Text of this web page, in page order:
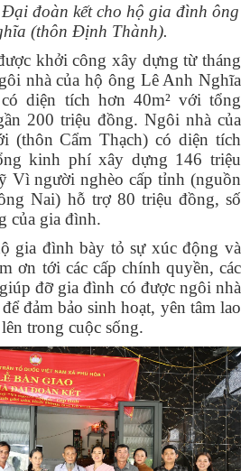
đoàn kết cho hộ gia đình ông
(thôn Định Thành).
khởi công xây dựng từ tháng
nhà của hộ ông Lê Anh Nghĩa
diện tích hơn 40m² với tổng
200 triệu đồng. Ngôi nhà của
(thôn Cẩm Thạch) có diện tích
kinh phí xây dựng 146 triệu
Vì người nghèo cấp tỉnh (nguồn
Nai) hỗ trợ 80 triệu đồng, số
của gia đình.
gia đình bày tỏ sự xúc động và
ơn tới các cấp chính quyền, các
đỡ gia đình có được ngôi nhà
đảm bảo sinh hoạt, yên tâm lao
trong cuộc sống.